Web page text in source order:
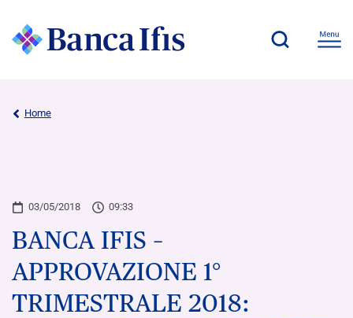
Home
03/05/2018 09:33
BANCA IFIS –
APPROVAZIONE 1°
TRIMESTRALE 2018: